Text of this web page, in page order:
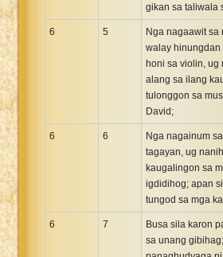
gikan sa taliwala
6 5
Nga nagaawit sa
walay hinungdan
honi sa violin, ug
alang sa ilang
tulonggon sa
David;
6 6
Nga nagainum
tagayan, ug
kaugalingon sa
igdidihog; apan
tungod sa mga
6 7
Busa sila karon
sa unang